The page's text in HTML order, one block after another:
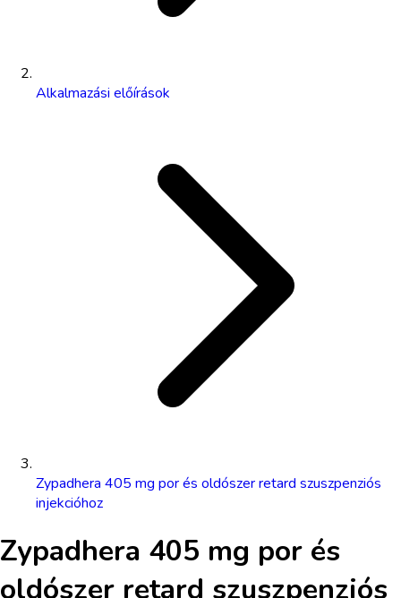
Alkalmazási előírások
Zypadhera 405 mg por és oldószer retard szuszpenziós
injekcióhoz
Zypadhera 405 mg por és
oldószer retard szuszpenziós